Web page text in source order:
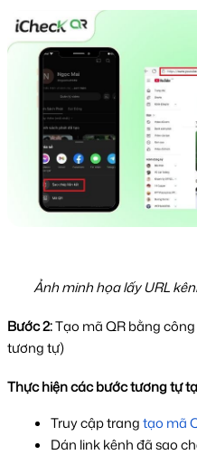
Ảnh minh họa lấy URL
Bước 2: Tạo mã QR bằng
tương tự)
Thực hiện các bước tương tự
Truy cập trang tạo mã
Dán link kênh đã sao